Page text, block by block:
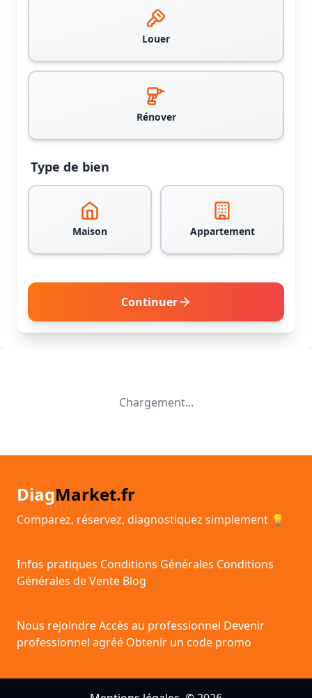
Louer
Rénover
Type de bien
Maison Appartement
Continuer
Chargement...
DiagMarket.fr
Comparez, réservez, diagnostiquez simplement 💡
Infos pratiques Conditions Générales Conditions
Générales de Vente Blog
Nous rejoindreAccès au professionnel Devenir
professionnel agréé Obtenir un code promo